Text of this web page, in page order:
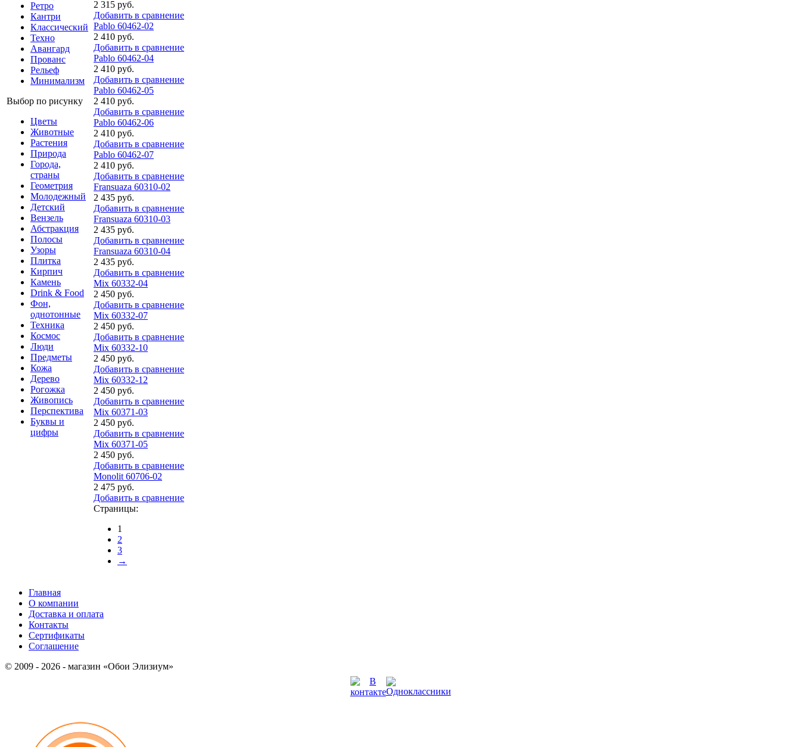
Ретро
Кантри
Классический
Техно
Авангард
Прованс
Рельеф
Минимализм
Выбор по рисунку
Цветы
Животные
Растения
Природа
Города,
страны
Геометрия
Молодежный
Детский
Вензель
Абстракция
Полосы
Узоры
Плитка
Кирпич
Камень
Drink & Food
Фон,
однотонные
Техника
Космос
Люди
Предметы
Кожа
Дерево
Рогожка
Живопись
Перспектива
Буквы и
цифры
2 315 руб.
Добавить в сравнение
Pablo 60462-02
2 410 руб.
Добавить в сравнение
Pablo 60462-04
2 410 руб.
Добавить в сравнение
Pablo 60462-05
2 410 руб.
Добавить в сравнение
Pablo 60462-06
2 410 руб.
Добавить в сравнение
Pablo 60462-07
2 410 руб.
Добавить в сравнение
Fransuaza 60310-02
2 435 руб.
Добавить в сравнение
Fransuaza 60310-03
2 435 руб.
Добавить в сравнение
Fransuaza 60310-04
2 435 руб.
Добавить в сравнение
Mix 60332-04
2 450 руб.
Добавить в сравнение
Mix 60332-07
2 450 руб.
Добавить в сравнение
Mix 60332-10
2 450 руб.
Добавить в сравнение
Mix 60332-12
2 450 руб.
Добавить в сравнение
Mix 60371-03
2 450 руб.
Добавить в сравнение
Mix 60371-05
2 450 руб.
Добавить в сравнение
Monolit 60706-02
2 475 руб.
Добавить в сравнение
Страницы:
1
2
3
→
Главная
О компании
Доставка и оплата
Контакты
Сертификаты
Соглашение
© 2009 - 2026 - магазин «Обои Элизиум»